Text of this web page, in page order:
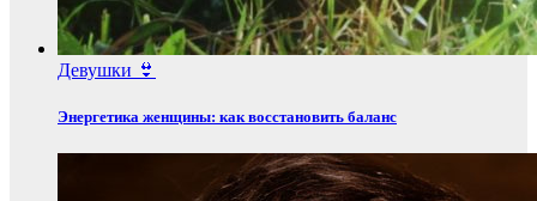
Девушки 👙
Энергетика женщины: как восстановить баланс